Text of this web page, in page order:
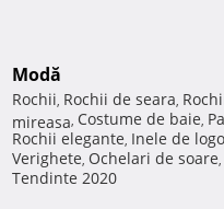
Modă
Rochii, Rochii de seara,
mireasa, Costume de baie,
Rochii elegante, Inele de
Verighete, Ochelari de soare,
Tendinte 2020